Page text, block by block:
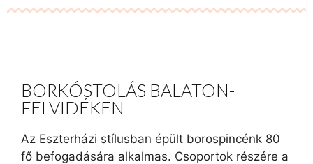
BORKÓSTOLÁS BALATON-
FELVIDÉKEN
Az Eszterházi stílusban épült borospincénk 80
fő befogadására alkalmas. Csoportok részére a